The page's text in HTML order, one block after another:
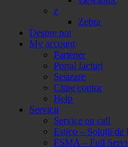
z
Zebra
Despre noi
My account
Partener
Portal facturi
Sesizare
Citire contor
Help
Servicii
Service on call
Estico – Soluții de
FSMA – Full